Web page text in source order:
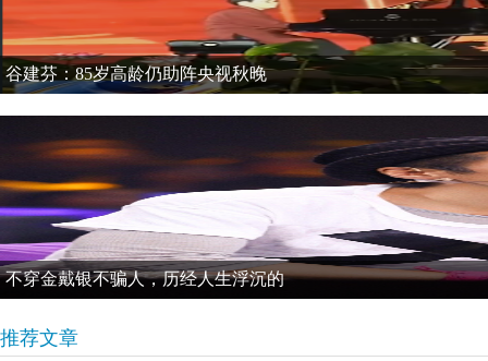
谷建芬：85岁高龄仍助阵央视秋晚
不穿金戴银不骗人，历经人生浮沉的
推荐文章